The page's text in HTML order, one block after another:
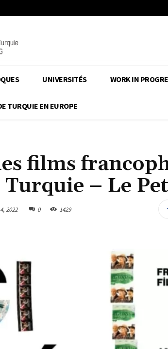
UNIVERSITÉS WORK IN
TURQUIE EN EUROPE
films
Turquie – Le
2022 0 1429